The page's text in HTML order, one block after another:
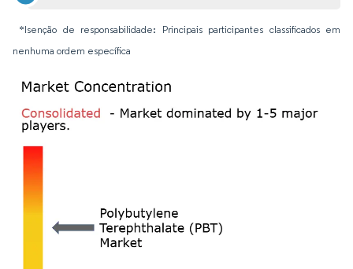
*Isenção de responsabilidade: Principais participantes classificados em
nenhuma ordem específica